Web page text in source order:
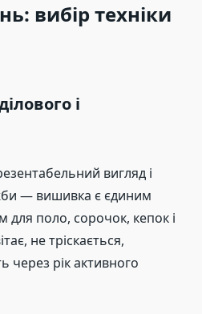
вибір техніки
і
вигляд і
— вишивка є єдиним
поло, сорочок, кепок і
не тріскається,
через рік активного